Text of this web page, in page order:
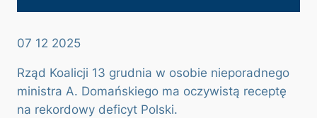
07 12 2025
Rząd Koalicji 13 grudnia w osobie nieporadnego
ministra A. Domańskiego ma oczywistą receptę
na rekordowy deficyt Polski.